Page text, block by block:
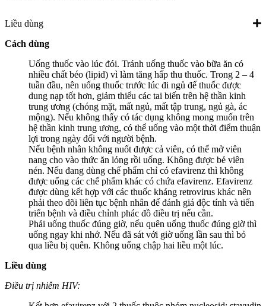
Liều dùng
Cách dùng
Uống thuốc vào lúc đói. Tránh uống thuốc vào bữa ăn có
nhiều chất béo (lipid) vì làm tăng hấp thu thuốc. Trong 2 – 4
tuần đầu, nên uống thuốc trước lúc đi ngủ để thuốc được
dung nạp tốt hơn, giảm thiểu các tai biến trên hệ thần kinh
trung ương (chóng mặt, mất ngủ, mất tập trung, ngủ gà, ác
mộng). Nếu không thấy có tác dụng không mong muốn trên
hệ thần kinh trung ương, có thể uống vào một thời điểm thuận
lợi trong ngày đối với người bệnh.
Nếu bệnh nhân không nuốt được cả viên, có thể mở viên
nang cho vào thức ăn lỏng rồi uống. Không được bẻ viên
nén. Nếu đang dùng chế phẩm chỉ có efavirenz thì không
được uống các chế phẩm khác có chứa efavirenz. Efavirenz
được dùng kết hợp với các thuốc kháng retrovirus khác nên
phải theo dõi liên tục bệnh nhân để đánh giá độc tính và tiến
triển bệnh và điều chỉnh phác đồ điều trị nếu cần.
Phải uống thuốc đúng giờ, nếu quên uống thuốc đúng giờ thì
uống ngay khi nhớ. Nếu đã sát với giờ uống lần sau thì bỏ
qua liều bị quên. Không uống chập hai liều một lúc.
Liều dùng
Điều trị nhiễm HIV: